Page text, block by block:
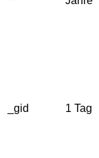
_gid 1 Tag